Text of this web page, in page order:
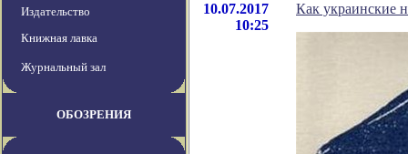
Издательство
Книжная лавка
Журнальный зал
ОБОЗРЕНИЯ
10.07.2017
10:25
Как украинские